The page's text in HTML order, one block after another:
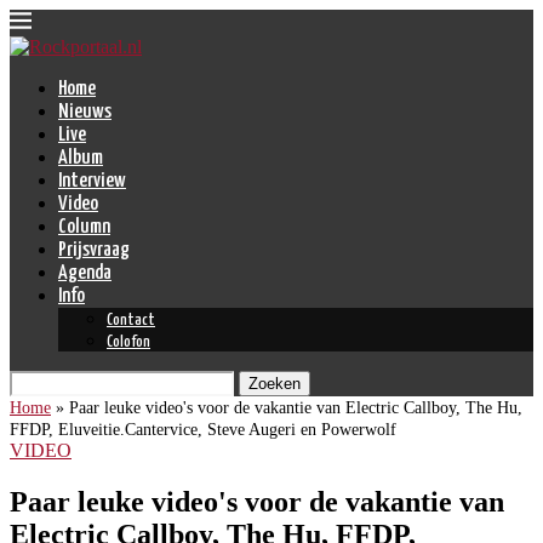
Home
Nieuws
Live
Album
Interview
Video
Column
Prijsvraag
Agenda
Info
Contact
Colofon
Zoeken
Home » Paar leuke video's voor de vakantie van Electric Callboy, The Hu,
FFDP, Eluveitie.Cantervice, Steve Augeri en Powerwolf
VIDEO
Paar leuke video's voor de vakantie van
Electric Callboy, The Hu, FFDP,